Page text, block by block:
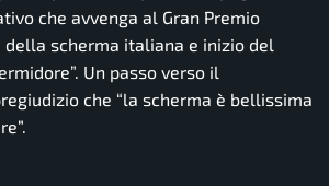
che avvenga al Gran Premio
della scherma italiana e inizio del
”. Un passo verso il
che “la scherma è bellissima